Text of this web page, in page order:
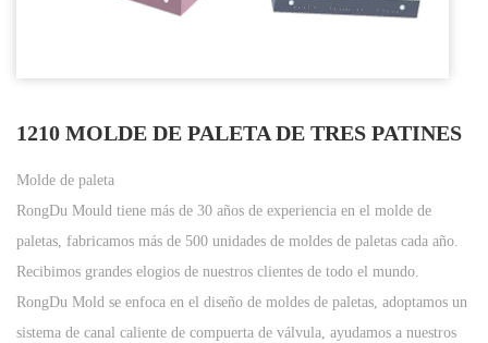
1210 MOLDE DE PALETA DE TRES PATINES
Molde de paleta
RongDu Mould tiene más de 30 años de experiencia en el molde de
paletas, fabricamos más de 500 unidades de moldes de paletas cada año.
Recibimos grandes elogios de nuestros clientes de todo el mundo.
RongDu Mold se enfoca en el diseño de moldes de paletas, adoptamos un
sistema de canal caliente de compuerta de válvula, ayudamos a nuestros